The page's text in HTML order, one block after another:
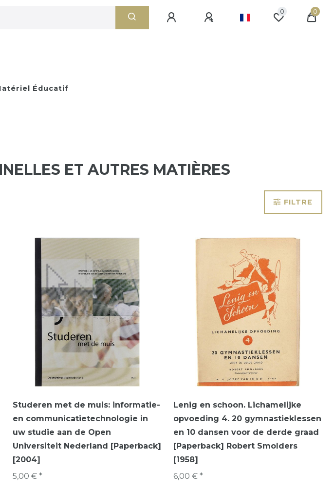
0 0
Éducatif
ET AUTRES MATIÈRES
FILTRE
Studeren met de muis: informatie-
en communicatietechnologie in
uw studie aan de Open
Universiteit Nederland [Paperback]
[2004]
5,00 € *
Lenig en schoon. Lichamelijke
opvoeding 4. 20 gymnastieklessen
en 10 dansen voor de derde graad
[Paperback] Robert Smolders
[1958]
6,00 € *